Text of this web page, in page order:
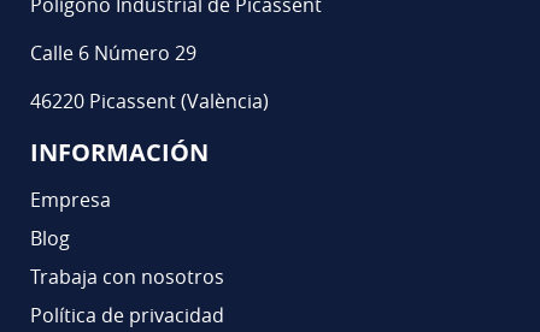
Calle 6 Número 29
46220 Picassent (València)
INFORMACIÓN
Empresa
Blog
Trabaja con nosotros
Política de privacidad